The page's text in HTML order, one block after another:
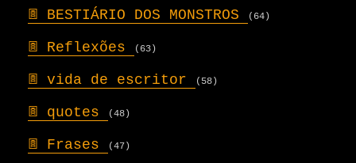
𖣍 BESTIÁRIO DOS MONSTROS (64)
𖣍 Reflexões (63)
𖣍 vida de escritor (58)
𖣍 quotes (48)
𖣍 Frases (47)